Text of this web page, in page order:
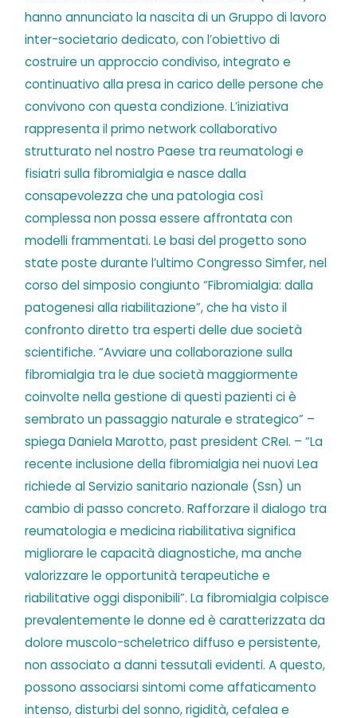
hanno annunciato la nascita di un Gruppo di lavoro
inter-societario dedicato, con l’obiettivo di
costruire un approccio condiviso, integrato e
continuativo alla presa in carico delle persone che
convivono con questa condizione. L’iniziativa
rappresenta il primo network collaborativo
strutturato nel nostro Paese tra reumatologi e
fisiatri sulla fibromialgia e nasce dalla
consapevolezza che una patologia così
complessa non possa essere affrontata con
modelli frammentati. Le basi del progetto sono
state poste durante l’ultimo Congresso Simfer, nel
corso del simposio congiunto “Fibromialgia: dalla
patogenesi alla riabilitazione”, che ha visto il
confronto diretto tra esperti delle due società
scientifiche. “Avviare una collaborazione sulla
fibromialgia tra le due società maggiormente
coinvolte nella gestione di questi pazienti ci è
sembrato un passaggio naturale e strategico” –
spiega Daniela Marotto, past president CReI. – “La
recente inclusione della fibromialgia nei nuovi Lea
richiede al Servizio sanitario nazionale (Ssn) un
cambio di passo concreto. Rafforzare il dialogo tra
reumatologia e medicina riabilitativa significa
migliorare le capacità diagnostiche, ma anche
valorizzare le opportunità terapeutiche e
riabilitative oggi disponibili”. La fibromialgia colpisce
prevalentemente le donne ed è caratterizzata da
dolore muscolo-scheletrico diffuso e persistente,
non associato a danni tessutali evidenti. A questo,
possono associarsi sintomi come affaticamento
intenso, disturbi del sonno, rigidità, cefalea e